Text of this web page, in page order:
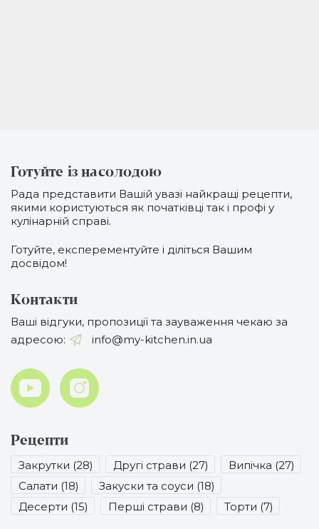
Готуйте із насолодою
Рада представити Вашій увазі найкращі рецепти,
якими користуються як початківці так і профі у
кулінарній справі.
Готуйте, експерементуйте і діліться Вашим
досвідом!
Контакти
Ваші відгуки, пропозиції та зауваження чекаю за
адресою:
info@my-kitchen.in.ua
Рецепти
Закрутки (28)
Другі страви (27)
Випічка (27)
Салати (18)
Закуски та соуси (18)
Десерти (15)
Перші страви (8) Торти (7)